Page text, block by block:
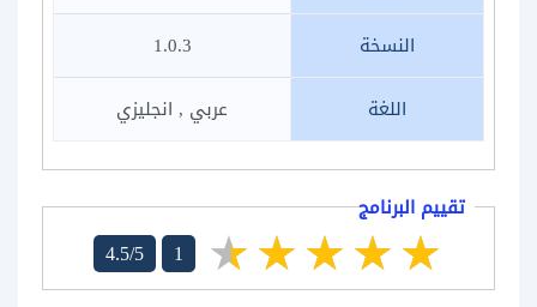
النسخة
1.0.3
اللغة
عربي , انجليزي
تقييم البرنامج
4.5/5 1